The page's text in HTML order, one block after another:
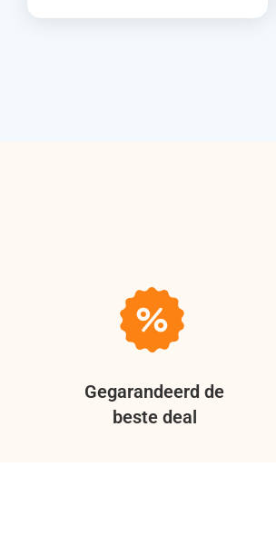
Gegarandeerd de
beste deal